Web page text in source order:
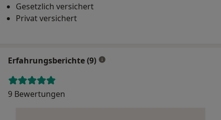
Gesetzlich versichert
Privat versichert
Erfahrungsberichte (9)
9 Bewertungen